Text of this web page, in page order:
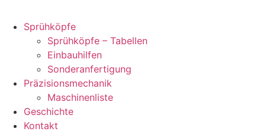
Sprühköpfe
Sprühköpfe – Tabellen
Einbauhilfen
Sonderanfertigung
Präzisionsmechanik
Maschinenliste
Geschichte
Kontakt